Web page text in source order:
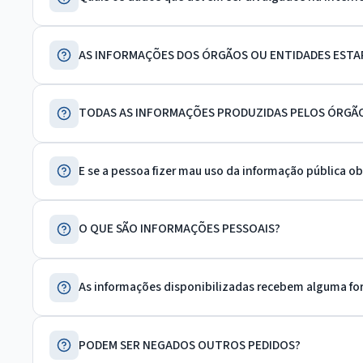
AS INFORMAÇÕES DOS ÓRGÃOS OU ENTIDADES
TODAS AS INFORMAÇÕES PRODUZIDAS PELOS
E se a pessoa fizer mau uso da informação pública
O QUE SÃO INFORMAÇÕES PESSOAIS?
As informações disponibilizadas recebem alguma
PODEM SER NEGADOS OUTROS PEDIDOS?